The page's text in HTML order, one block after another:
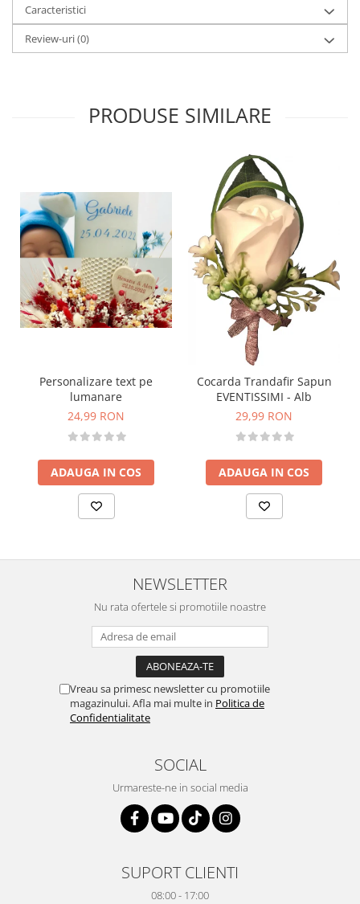
Caracteristici
Review-uri(0)
PRODUSE SIMILARE
Personalizare text pe
lumanare
24,99 RON
ADAUGA IN COS
Cocarda Trandafir Sapun
EVENTISSIMI - Alb
29,99 RON
ADAUGA IN COS
NEWSLETTER
Nu rata ofertele si promotiile noastre
Vreau sa primesc newsletter cu promotiile
magazinului. Afla mai multe in Politica de
Confidentialitate
SOCIAL
Urmareste-ne in social media
SUPORT CLIENTI
08:00 - 17:00